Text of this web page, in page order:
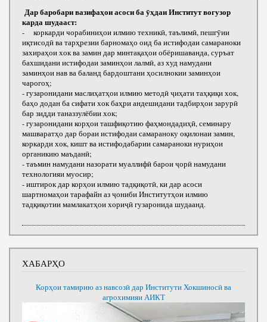
Дар баробари вазифаҳои асоси ба ӯҳдаи Институт вогузор
карда шудааст:
- коркарди чорабиниҳои илмию техникӣ, таълимӣ, пешгӯии
иқтисодӣ ва тарҳрезии барномаҳо оид ба истифодаи самараноки
захираҳои хок ва замин дар минтақаҳои обёришаванда, суръат
бахшидани истифодаи заминҳои лалмӣ, аз худ намудани
заминҳои нав ва баланд бардоштани ҳосилнокии заминҳои
чарогоҳ;
- гузаронидани маслиҳатҳои илмию методӣ ҷиҳати таҳқиқи хок,
баҳо додан ба сифати хок баҳри андешидани тадбирҳои зарурӣ
бар зидди таназзулёбии хок;
- гузаронидани корҳои ташфиқотию фаҳмондадиҳӣ, семинару
машваратҳо дар бораи истифодаи самараноку оқилонаи замин,
коркарди хок, кишт ва истифодабарии самараноки нуриҳои
органикию маъданӣ;
- таъмин намудани назорати муаллифӣ барои ҷорӣ намудани
технологияи муосир;
- иштирок дар корҳои илмию тадқиқотӣ, ки дар асоси
шартномаҳои тарафайн аз ҷониби Институтҳои илмию
тадқиқотии мамлакатҳои хориҷӣ гузаронида шудаанд.
ХАБАРҲО
Корҳои тамирию аз навсозӣ дар Институти Хокшиносӣ ва
агрохимияи АИКТ